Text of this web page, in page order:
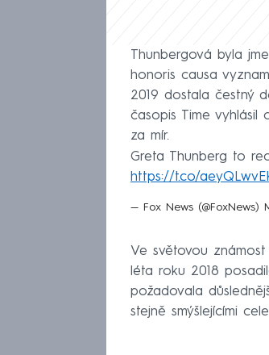
Thunbergová byla
honoris causa
2019 dostala čestný
časopis Time
za mír.
Greta Thunberg to
https://t.co/
— Fox News (@FoxNews)
Ve světovou
léta roku 2018
požadovala
stejně smýšlejícími